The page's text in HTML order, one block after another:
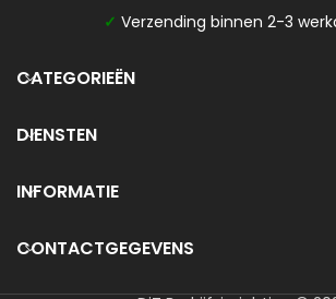
✓ Verzending binnen 2-3
CATEGORIEËN
DIENSTEN
INFORMATIE
CONTACTGEGEVENS